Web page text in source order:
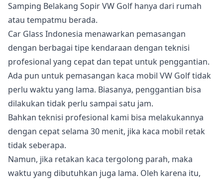
Samping Belakang Sopir VW Golf hanya dari rumah
atau tempatmu berada.
Car Glass Indonesia menawarkan pemasangan
dengan berbagai tipe kendaraan dengan teknisi
profesional yang cepat dan tepat untuk penggantian.
Ada pun untuk pemasangan kaca mobil VW Golf tidak
perlu waktu yang lama. Biasanya, penggantian bisa
dilakukan tidak perlu sampai satu jam.
Bahkan teknisi profesional kami bisa melakukannya
dengan cepat selama 30 menit, jika kaca mobil retak
tidak seberapa.
Namun, jika retakan kaca tergolong parah, maka
waktu yang dibutuhkan juga lama. Oleh karena itu,